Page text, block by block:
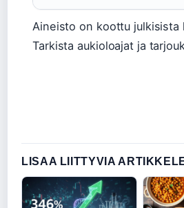
Aineisto on koottu julkisista
Tarkista aukioloajat ja
LISAA LIITTYVIA